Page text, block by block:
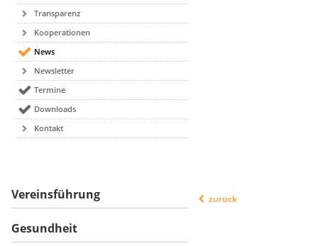
Transparenz
Kooperationen
News
Newsletter
Termine
Downloads
Kontakt
Vereinsführung
Gesundheit
zurück